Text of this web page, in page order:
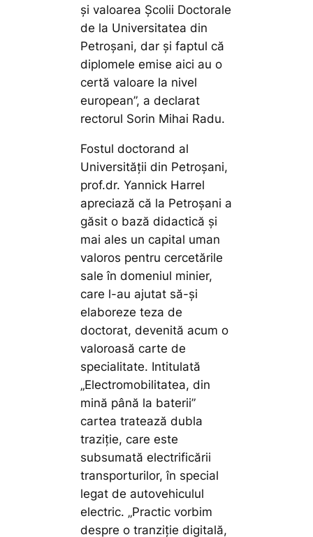
și valoarea Școlii Doctorale
de la Universitatea din
Petroșani, dar și faptul că
diplomele emise aici au o
certă valoare la nivel
european”, a declarat
rectorul Sorin Mihai Radu.
Fostul doctorand al
Universității din Petroșani,
prof.dr. Yannick Harrel
apreciază că la Petroșani a
găsit o bază didactică și
mai ales un capital uman
valoros pentru cercetările
sale în domeniul minier,
care l-au ajutat să-și
elaboreze teza de
doctorat, devenită acum o
valoroasă carte de
specialitate. Intitulată
„Electromobilitatea, din
mină până la baterii”
cartea tratează dubla
traziție, care este
subsumată electrificării
transporturilor, în special
legat de autovehiculul
electric. „Practic vorbim
despre o tranziție digitală,